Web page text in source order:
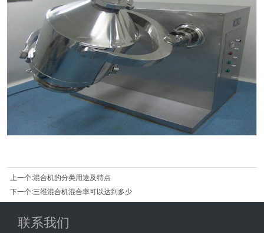
上一个:混合机的分类用途及特点
下一个:三维混合机混合率可以达到多少
联系我们